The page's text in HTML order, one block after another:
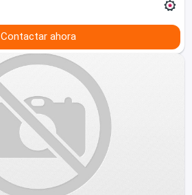
Contactar ahora